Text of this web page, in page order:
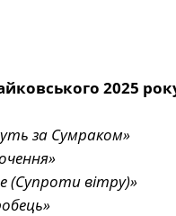
2025
за Сумраком»
(Супроти вітру)»